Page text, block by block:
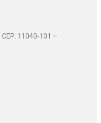
11040-101 –